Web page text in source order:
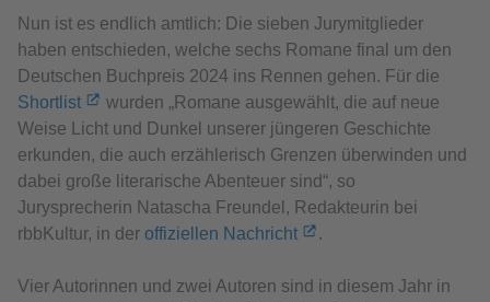
Nun ist es endlich amtlich: Die sieben Jurymitglieder
haben entschieden, welche sechs Romane final um den
Deutschen Buchpreis 2024 ins Rennen gehen. Für die
Shortlist
wurden „Romane ausgewählt, die auf neue
Weise Licht und Dunkel unserer jüngeren Geschichte
erkunden, die auch erzählerisch Grenzen überwinden und
dabei große literarische Abenteuer sind“, so
Jurysprecherin Natascha Freundel, Redakteurin bei
rbbKultur, in der offiziellen Nachricht .
Vier Autorinnen und zwei Autoren sind in diesem Jahr in